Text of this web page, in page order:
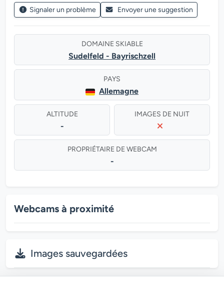
Signaler un problème Envoyer une suggestion
DOMAINE SKIABLE
Sudelfeld - Bayrischzell
PAYS
Allemagne
ALTITUDE
-
IMAGES DE NUIT
PROPRIÉTAIRE DE WEBCAM
-
Webcams à proximité
Images sauvegardées